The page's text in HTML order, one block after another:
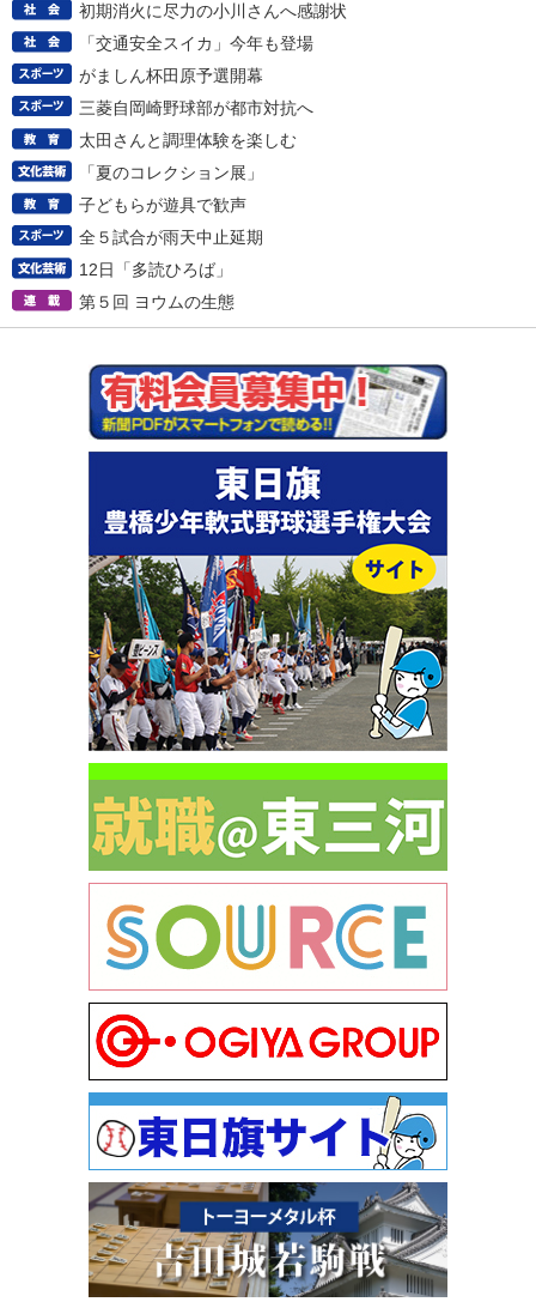
初期消火に尽力の小川さんへ感謝状
「交通安全スイカ」今年も登場
がましん杯田原予選開幕
三菱自岡崎野球部が都市対抗へ
太田さんと調理体験を楽しむ
「夏のコレクション展」
子どもらが遊具で歓声
全５試合が雨天中止延期
12日「多読ひろば」
第５回 ヨウムの生態